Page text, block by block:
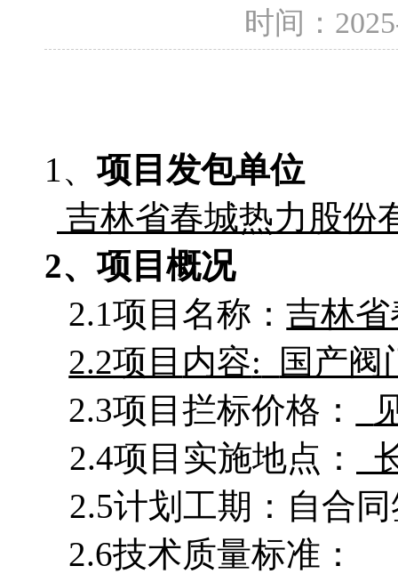
时间：
1、 项目发包单位
吉林省春城热力股份
2、项目概况
2.1项目名称：吉林
2.2项目 内容:
国产阀
2.3项目拦标价格：
2.4项目实施地点：
2.5计划工期：自
2.6技术质量标准：